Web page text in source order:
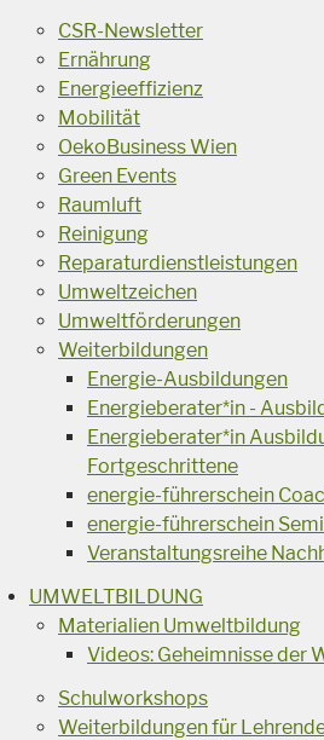
CSR-Newsletter
Ernährung
Energieeffizienz
Mobilität
OekoBusiness Wien
Green Events
Raumluft
Reinigung
Reparaturdienstleistungen
Umweltzeichen
Umweltförderungen
Weiterbildungen
Energie-Ausbildungen
Energieberater*in -
Energieberater*in
Fortgeschrittene
energie-führerschein
energie-führerschein
Veranstaltungsreihe
UMWELTBILDUNG
Materialien Umweltbildung
Videos: Geheimnisse der
Schulworkshops
Weiterbildungen für